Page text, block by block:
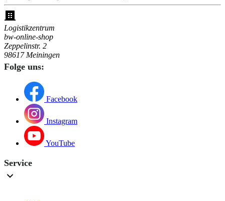
Logistikzentrum
bw-online-shop
Zeppelinstr. 2
98617 Meiningen
Folge uns:
Facebook
Instagram
YouTube
Service